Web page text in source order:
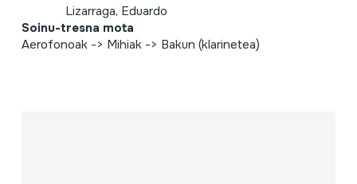
Lizarraga, Eduardo
Soinu-tresna mota
Aerofonoak -> Mihiak -> Bakun (klarinetea)